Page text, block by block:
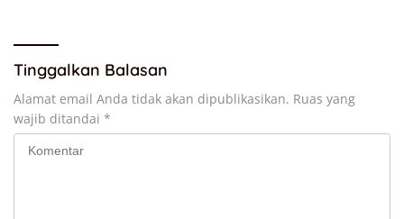
Tinggalkan Balasan
Alamat email Anda tidak akan dipublikasikan. Ruas yang
wajib ditandai *